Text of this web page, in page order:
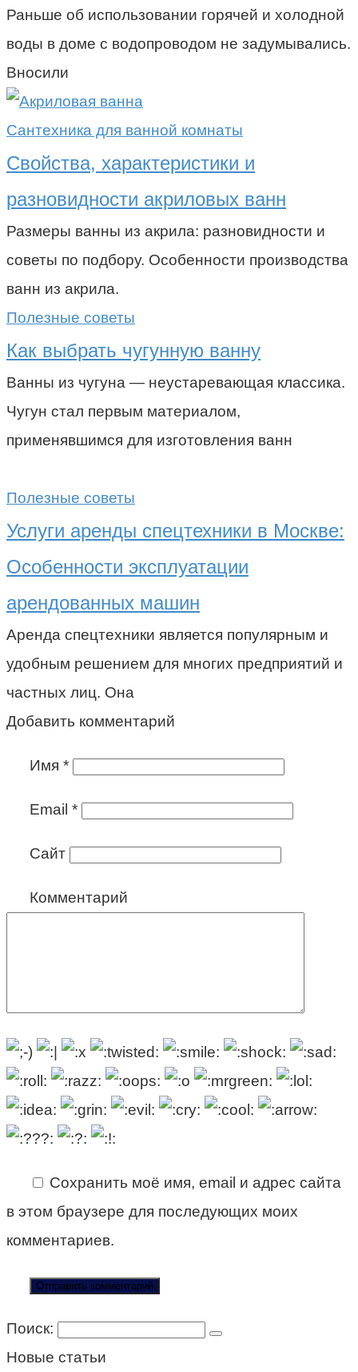
Раньше об использовании горячей и холодной
воды в доме с водопроводом не задумывались.
Вносили
Сантехника для ванной комнаты
Свойства, характеристики и
разновидности акриловых ванн
Размеры ванны из акрила: разновидности и
советы по подбору. Особенности производства
ванн из акрила.
Полезные советы
Как выбрать чугунную ванну
Ванны из чугуна — неустаревающая классика.
Чугун стал первым материалом,
применявшимся для изготовления ванн
Полезные советы
Услуги аренды спецтехники в Москве:
Особенности эксплуатации
арендованных машин
Аренда спецтехники является популярным и
удобным решением для многих предприятий и
частных лиц. Она
Добавить комментарий
Имя *
Email *
Сайт
Комментарий
Сохранить моё имя, email и адрес сайта
в этом браузере для последующих моих
комментариев.
Поиск:
Новые статьи